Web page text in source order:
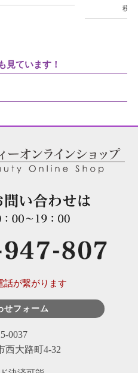
税込
見ています！
が繋がります
せフォーム
0037
西大路町4-32